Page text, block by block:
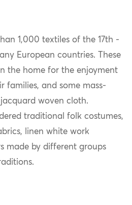
1,000 textiles of the 17th -
European countries. These
the home for the enjoyment
families, and some mass-
woven cloth.
traditional folk costumes,
linen white work
made by different groups